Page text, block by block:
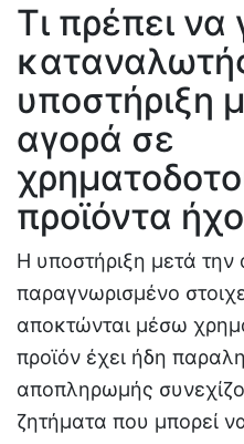
Τι πρέπει να
υποστήριξη
αγορά σε
προϊόντα
Η υποστήριξη μετά
παραγνωρισμένο
αποκτώνται μέσω
προϊόν έχει ήδη
αποπληρωμής
ζητήματα που μπορεί